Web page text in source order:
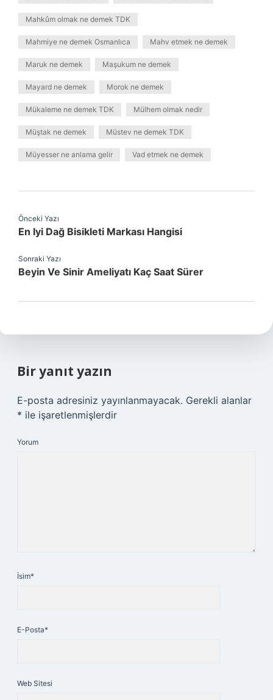
Mahkûm olmak ne demek TDK
Mahmiye ne demek Osmanlıca Mahv etmek ne demek
Maruk ne demek Maşukum ne demek
Mayard ne demek Morok ne demek
Mükaleme ne demek TDK Mülhem olmak nedir
Müştak ne demek Müstev ne demek TDK
Müyesser ne anlama gelir Vad etmek ne demek
Önceki Yazı
En Iyi Dağ Bisikleti Markası Hangisi
Sonraki Yazı
Beyin Ve Sinir Ameliyatı Kaç Saat Sürer
Bir yanıt yazın
E-posta adresiniz yayınlanmayacak. Gerekli alanlar
* ile işaretlenmişlerdir
Yorum
İsim*
E-Posta*
Web Sitesi